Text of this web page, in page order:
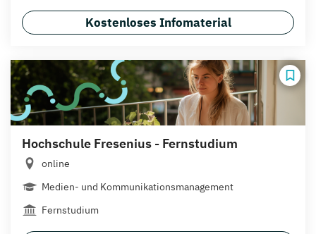
Kostenloses Infomaterial
Hochschule Fresenius - Fernstudium
online
Medien- und Kommunikationsmanagement
Fernstudium